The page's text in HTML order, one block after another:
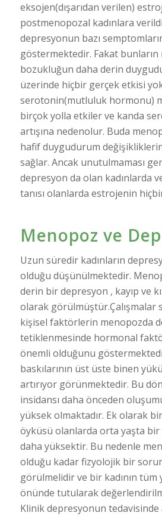
eksojen(dışarıdan verilen)
postmenopozal kadınlara
depresyonun bazı
göstermektedir. Fakat
bozukluğun daha derin
üzerinde hiçbir gerçek etkisi
serotonin(mutluluk hormonu)
birçok yolla etkiler ve kanda
artışına nedenolur. Buda
hafif duygudurum
sağlar. Ancak unutulmaması
depresyon da olan kadınlarda
tanısı olanlarda estrojenin
Menopoz ve
Uzun süredir kadınların
olduğu düşünülmektedir.
derin bir depresyon , kayıp ve
olarak görülmüştür.Çalışmalar
kişisel faktörlerin menopozda
tetiklenmesinde hormonal
önemli olduğunu
baskılarının üst üste binen
artırıyor görünmektedir. Bu
insidansı daha önceden
yüksek olmaktadır. Ek olarak
öyküsü olanlarda orta yaşta bir
daha yüksektir. Bu nedenle
olduğu kadar fizyolojik bir
görülmelidir ve bir kadının
önünde tutularak
Klinik depresyonun